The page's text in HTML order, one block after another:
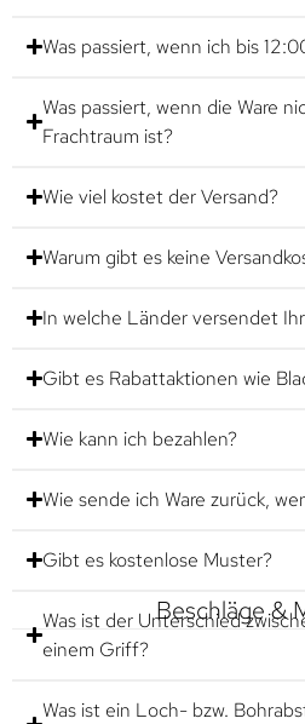
Was passiert, wenn ich bis
Was passiert, wenn die Ware
Frachtraum ist?
Wie viel kostet der Versand?
Warum gibt es keine
In welche Länder versendet
Gibt es Rabattaktionen wie
Wie kann ich bezahlen?
Wie sende ich Ware zurück,
Gibt es kostenlose Muster?
Beschläge &
Was ist der Unterschied
einem Griff?
Was ist ein Loch- bzw.